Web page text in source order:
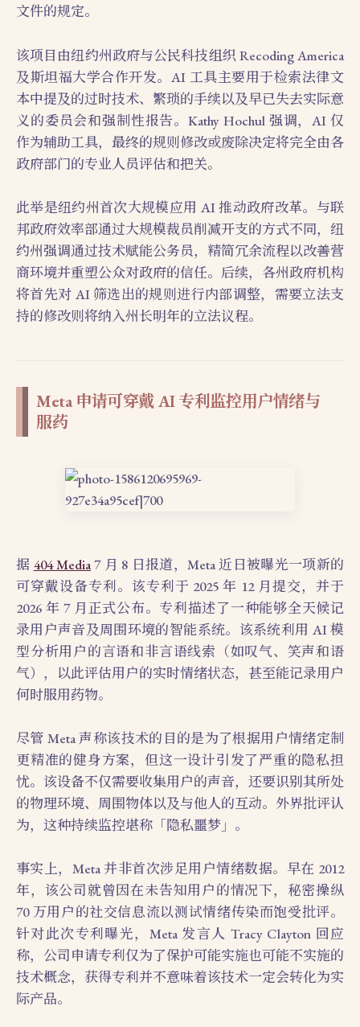
文件的规定。
该项目由纽约州政府与公民科技组织 Recoding America
及斯坦福大学合作开发。AI 工具主要用于检索法律文
本中提及的过时技术、繁琐的手续以及早已失去实际意
义的委员会和强制性报告。Kathy Hochul 强调，AI 仅
作为辅助工具，最终的规则修改或废除决定将完全由各
政府部门的专业人员评估和把关。
此举是纽约州首次大规模应用 AI 推动政府改革。与联
邦政府效率部通过大规模裁员削减开支的方式不同，纽
约州强调通过技术赋能公务员，精简冗余流程以改善营
商环境并重塑公众对政府的信任。后续，各州政府机构
将首先对 AI 筛选出的规则进行内部调整，需要立法支
持的修改则将纳入州长明年的立法议程。
Meta 申请可穿戴 AI 专利监控用户情绪与
服药
据 404 Media7 月 8 日报道，Meta 近日被曝光一项新的
可穿戴设备专利。该专利于 2025 年 12 月提交，并于
2026 年 7 月正式公布。专利描述了一种能够全天候记
录用户声音及周围环境的智能系统。该系统利用 AI 模
型分析用户的言语和非言语线索（如叹气、笑声和语
气），以此评估用户的实时情绪状态，甚至能记录用户
何时服用药物。
尽管 Meta 声称该技术的目的是为了根据用户情绪定制
更精准的健身方案，但这一设计引发了严重的隐私担
忧。该设备不仅需要收集用户的声音，还要识别其所处
的物理环境、周围物体以及与他人的互动。外界批评认
为，这种持续监控堪称「隐私噩梦」。
事实上，Meta 并非首次涉足用户情绪数据。早在 2012
年，该公司就曾因在未告知用户的情况下，秘密操纵
70 万用户的社交信息流以测试情绪传染而饱受批评。
针对此次专利曝光，Meta 发言人 Tracy Clayton 回应
称，公司申请专利仅为了保护可能实施也可能不实施的
技术概念，获得专利并不意味着该技术一定会转化为实
际产品。